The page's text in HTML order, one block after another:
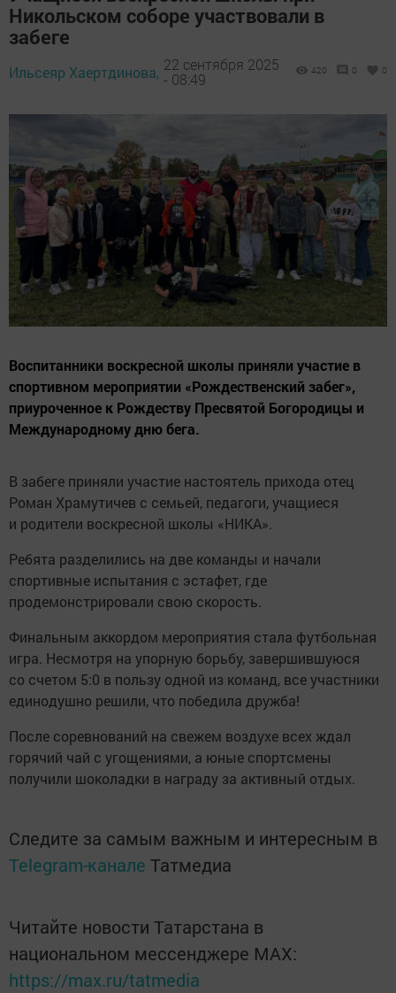
Никольском соборе участвовали в
забеге
Ильсеяр Хаертдинова, 22 сентября 2025
- 08:49
420 0 0
Воспитанники воскресной школы приняли участие в
спортивном мероприятии «Рождественский забег»,
приуроченное к Рождеству Пресвятой Богородицы и
Международному дню бега.
В забеге приняли участие настоятель прихода отец
Роман Храмутичев с семьей, педагоги, учащиеся
и родители воскресной школы «НИКА».
Ребята разделились на две команды и начали
спортивные испытания с эстафет, где
продемонстрировали свою скорость.
Финальным аккордом мероприятия стала футбольная
игра. Несмотря на упорную борьбу, завершившуюся
со счетом 5:0 в пользу одной из команд, все участники
единодушно решили, что победила дружба!
После соревнований на свежем воздухе всех ждал
горячий чай с угощениями, а юные спортсмены
получили шоколадки в награду за активный отдых.
Следите за самым важным и интересным в
Telegram-канале Татмедиа
Читайте новости Татарстана в
национальном мессенджере MАХ:
https://max.ru/tatmedia